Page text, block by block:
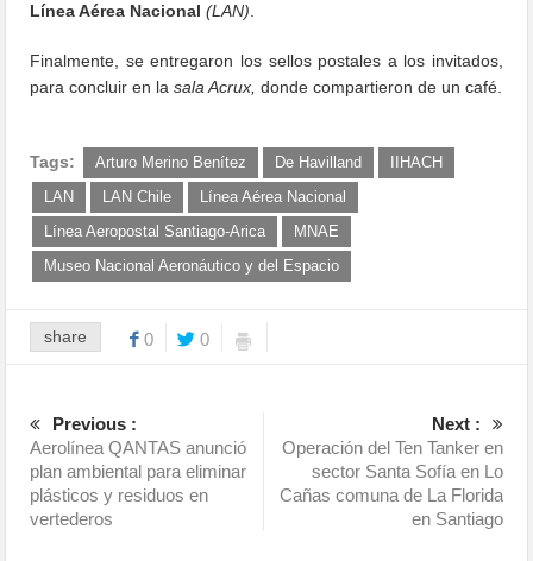
Línea Aérea Nacional (LAN)
Finalmente, se entregaron los sellos postales a los invitados,
para concluir en lasala Acrux, donde compartieron de un café.
Tags: Arturo Merino Benítez De Havilland
IIHACH
LAN
LAN Chile
Línea Aérea Nacional
Línea Aeropostal Santiago-Arica
MNAE
Museo Nacional Aeronáutico y del Espacio
share 0 0
Previous :
Aerolínea QANTAS anunció
plan ambiental para eliminar
plásticos y residuos en
vertederos
Next :
Operación del Ten Tanker en
sector Santa Sofía en Lo
Cañas comuna de La Florida
en Santiago